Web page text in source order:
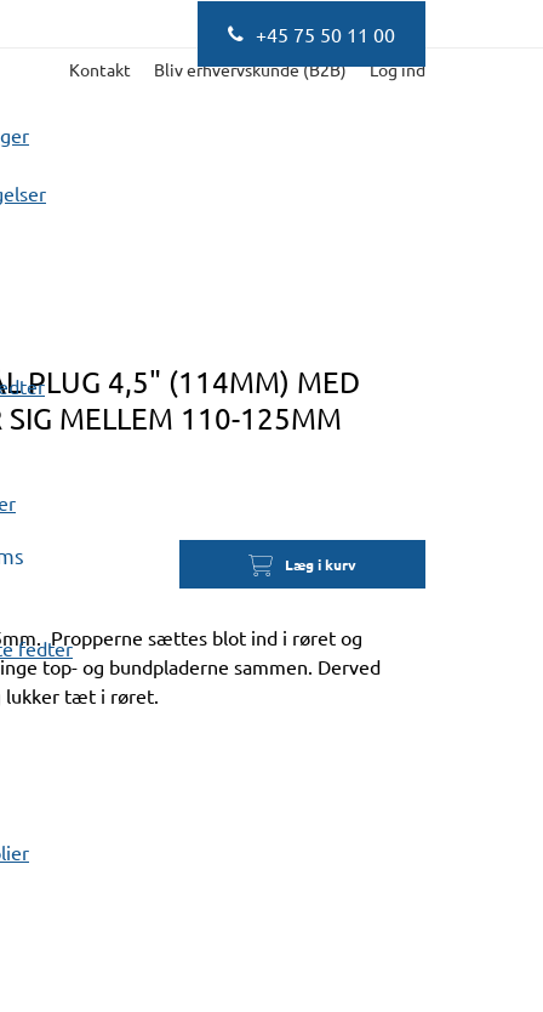
+45 75 50 11 00
Kontakt Bliv erhvervskunde (B2B) Log ind
fedter
PLUG 4,5" (114MM) MED
MELLEM 110-125MM
Læg i kurv
Propperne sættes blot ind i røret og
top- og bundpladerne sammen. Derved
lukker tæt i røret.